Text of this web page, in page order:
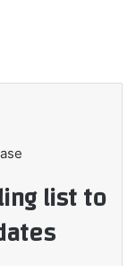
list to